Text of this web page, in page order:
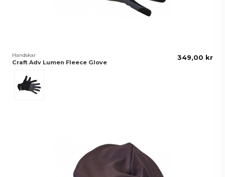
Handskar
Craft Adv Lumen Fleece Glove
Black
349,00 kr